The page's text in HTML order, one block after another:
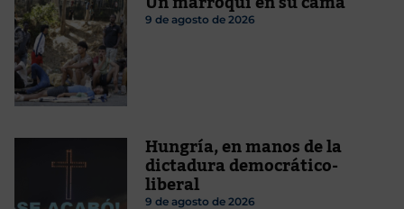
9 de agosto de 2026
Hungría, en manos de la
dictadura democrático-
liberal
9 de agosto de 2026